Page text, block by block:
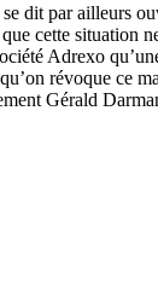
dit par ailleurs
cette situation
Adrexo
révoque ce
Gérald